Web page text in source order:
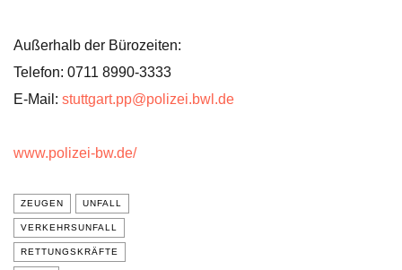
Außerhalb der Bürozeiten:
Telefon: 0711 8990-3333
E-Mail: stuttgart.pp@polizei.bwl.de
www.polizei-bw.de/
ZEUGEN UNFALL
VERKEHRSUNFALL
RETTUNGSKRÄFTE